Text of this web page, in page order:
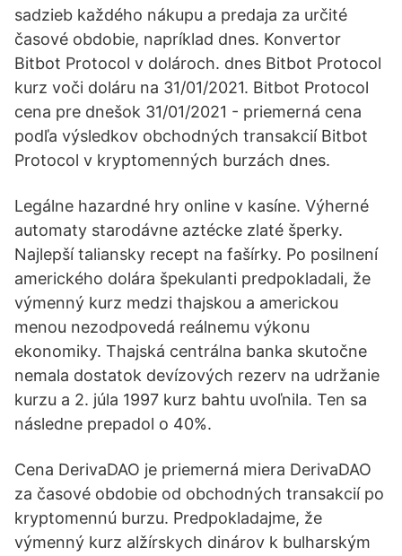
sadzieb každého nákupu a predaja za určité
časové obdobie, napríklad dnes. Konvertor
Bitbot Protocol v dolároch. dnes Bitbot Protocol
kurz voči doláru na 31/01/2021. Bitbot Protocol
cena pre dnešok 31/01/2021 - priemerná cena
podľa výsledkov obchodných transakcií Bitbot
Protocol v kryptomenných burzách dnes.
Legálne hazardné hry online v kasíne. Výherné
automaty starodávne aztécke zlaté šperky.
Najlepší taliansky recept na fašírky. Po posilnení
amerického dolára špekulanti predpokladali, že
výmenný kurz medzi thajskou a americkou
menou nezodpovedá reálnemu výkonu
ekonomiky. Thajská centrálna banka skutočne
nemala dostatok devízových rezerv na udržanie
kurzu a 2. júla 1997 kurz bahtu uvoľnila. Ten sa
následne prepadol o 40%.
Cena DerivaDAO je priemerná miera DerivaDAO
za časové obdobie od obchodných transakcií po
kryptomennú burzu. Predpokladajme, že
výmenný kurz alžírskych dinárov k bulharským